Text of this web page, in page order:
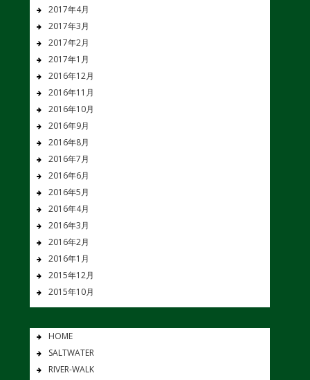
2017年4月
2017年3月
2017年2月
2017年1月
2016年12月
2016年11月
2016年10月
2016年9月
2016年8月
2016年7月
2016年6月
2016年5月
2016年4月
2016年3月
2016年2月
2016年1月
2015年12月
2015年10月
HOME
SALTWATER
RIVER-WALK